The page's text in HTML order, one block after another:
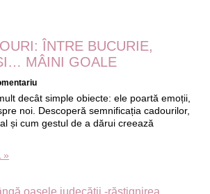
ÎNTRE BUCURIE,
MÂINI GOALE
decât simple obiecte: ele poartă emoții,
noi. Descoperă semnificația cadourilor,
și cum gestul de a dărui creează
»